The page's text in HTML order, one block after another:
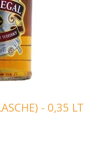
- 0,35 LT